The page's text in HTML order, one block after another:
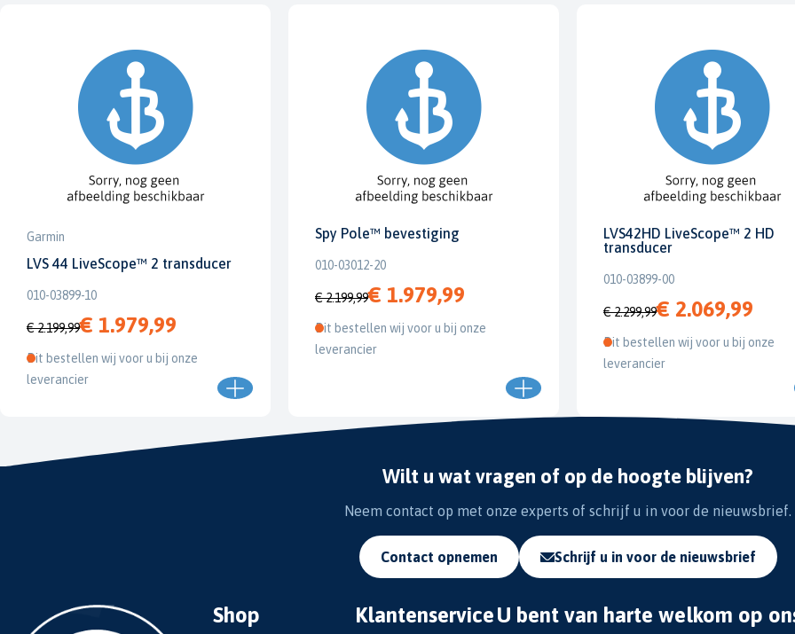
Garmin
LVS 44 LiveScope™ 2 transducer
010-03899-10
€ 2.199,99€ 1.979,99
Dit bestellen wij voor u bij onze
leverancier
Spy Pole™ bevestiging
010-03012-20
€ 2.199,99€ 1.979,99
Dit bestellen wij voor u bij onze
leverancier
LVS42HD LiveScope™ 2 HD
transducer
010-03899-00
€ 2.299,99€ 2.069,99
Dit bestellen wij voor u bij onze
leverancier
Wilt u wat vragen of op de hoogte blijven?
Neem contact op met onze experts of schrijf u in voor de nieuwsbrief.
Contact opnemen Schrijf u in voor de nieuwsbrief
Shop KlantenserviceU bent van harte welkom op